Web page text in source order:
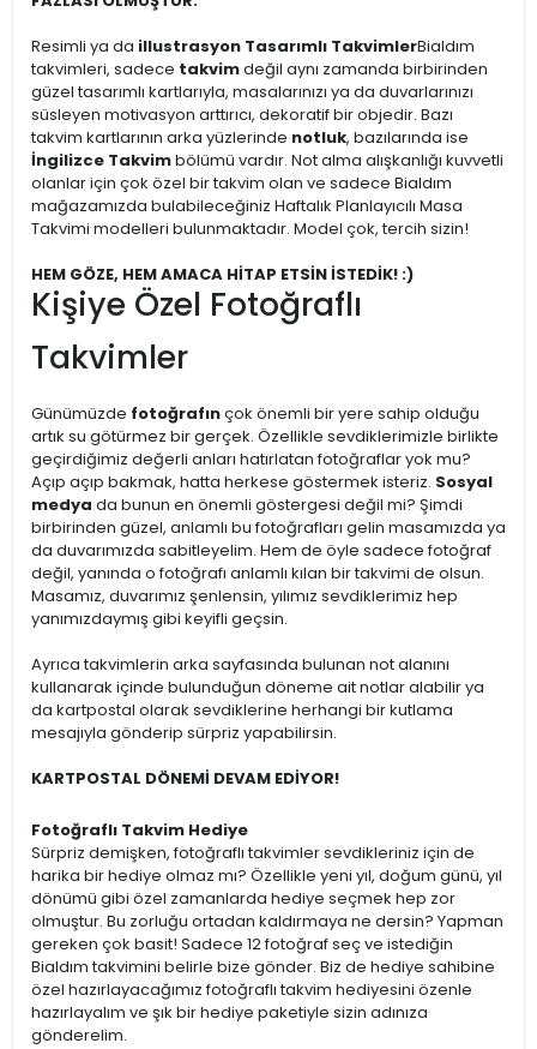
Resimli ya da illustrasyon Tasarımlı TakvimlerBialdım
takvimleri, sadece takvimdeğil aynı zamanda birbirinden
güzel tasarımlı kartlarıyla, masalarınızı ya da duvarlarınızı
süsleyen motivasyon arttırıcı, dekoratif bir objedir. Bazı
takvim kartlarının arka yüzlerinde notluk, bazılarında ise
İngilizce Takvimbölümü vardır. Not alma alışkanlığı kuvvetli
olanlar için çok özel bir takvim olan ve sadece Bialdım
mağazamızda bulabileceğiniz Haftalık Planlayıcılı Masa
Takvimi modelleri bulunmaktadır. Model çok, tercih sizin!
HEM GÖZE, HEM AMACA HİTAP ETSİN İSTEDİK! :)
Kişiye Özel Fotoğraflı
Takvimler
Günümüzde fotoğrafınçok önemli bir yere sahip olduğu
artık su götürmez bir gerçek. Özellikle sevdiklerimizle birlikte
geçirdiğimiz değerli anları hatırlatan fotoğraflar yok mu?
Açıp açıp bakmak, hatta herkese göstermek isteriz. Sosyal
medya da bunun en önemli göstergesi değil mi? Şimdi
birbirinden güzel, anlamlı bu fotoğrafları gelin masamızda ya
da duvarımızda sabitleyelim. Hem de öyle sadece fotoğraf
değil, yanında o fotoğrafı anlamlı kılan bir takvimi de olsun.
Masamız, duvarımız şenlensin, yılımız sevdiklerimiz hep
yanımızdaymış gibi keyifli geçsin.
Ayrıca takvimlerin arka sayfasında bulunan not alanını
kullanarak içinde bulunduğun döneme ait notlar alabilir ya
da kartpostal olarak sevdiklerine herhangi bir kutlama
mesajıyla gönderip sürpriz yapabilirsin.
KARTPOSTAL DÖNEMİ DEVAM EDİYOR!
Fotoğraflı Takvim Hediye
Sürpriz demişken, fotoğraflı takvimler sevdikleriniz için de
harika bir hediye olmaz mı? Özellikle yeni yıl, doğum günü, yıl
dönümü gibi özel zamanlarda hediye seçmek hep zor
olmuştur. Bu zorluğu ortadan kaldırmaya ne dersin? Yapman
gereken çok basit! Sadece 12 fotoğraf seç ve istediğin
Bialdım takvimini belirle bize gönder. Biz de hediye sahibine
özel hazırlayacağımız fotoğraflı takvim hediyesini özenle
hazırlayalım ve şık bir hediye paketiyle sizin adınıza
gönderelim.